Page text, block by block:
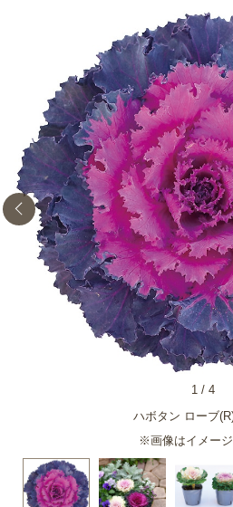
ハボタン ローブ
※画像はイメージ
1 / 4